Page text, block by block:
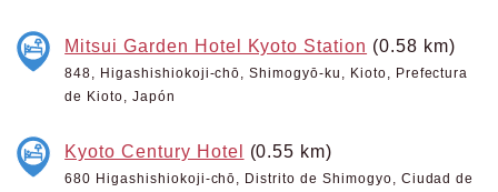
Mitsui Garden Hotel Kyoto Station (0.58 km)
848, Higashishiokoji-chō, Shimogyō-ku, Kioto, Prefectura
de Kioto, Japón
Kyoto Century Hotel (0.55 km)
680 Higashishiokoji-chō, Distrito de Shimogyo, Ciudad de